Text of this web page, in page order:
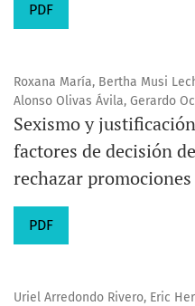
PDF
Roxana María, Bertha Musi
Alonso Olivas Ávila, Gerardo
Sexismo y
factores de decisión
rechazar
PDF
Uriel Arredondo Rivero, Eric